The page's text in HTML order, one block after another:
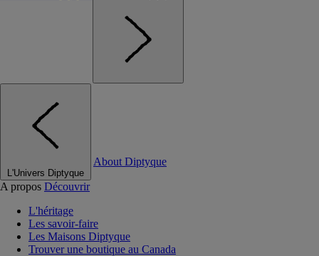
L'Univers Diptyque
About Diptyque
A propos Découvrir
L'héritage
Les savoir-faire
Les Maisons Diptyque
Trouver une boutique au Canada